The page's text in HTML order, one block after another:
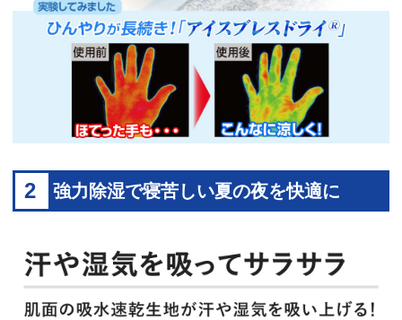
2 強力除湿で寝苦しい夏の夜を快適に